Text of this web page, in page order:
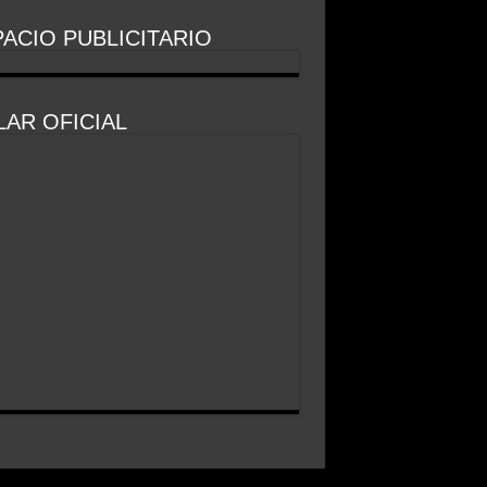
PUBLICITARIO
OFICIAL